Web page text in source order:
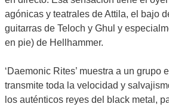
agónicas y teatrales de Attila, el bajo
guitarras de Teloch y Ghul y
en pie) de Hellhammer.
‘Daemonic Rites’ muestra a un grupo
transmite toda la velocidad y
los auténticos reyes del black metal,